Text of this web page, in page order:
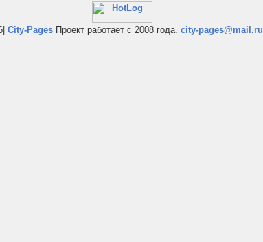
City-Pages Проект работает с 2008 года. city-pages@mail.ru